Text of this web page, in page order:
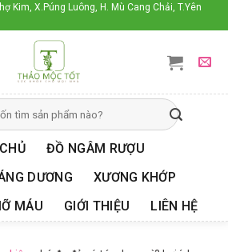
Kim, X.Púng Luông, H. Mù Cang Chải, T.Yên
ĐỒ NGÂM RƯỢU
DƯƠNG
XƯƠNG KHỚP
MÁU
GIỚI THIỆU LIÊN HỆ